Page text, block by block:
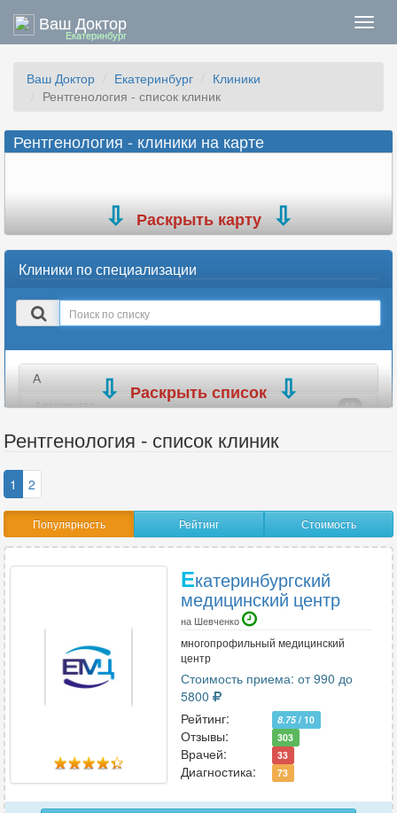
Ваш Доктор
Екатеринбург
Ваш Доктор Екатеринбург
Клиники
Рентгенология - список клиник
Рентгенология - клиники на карте
Раскрыть карту
Клиники по специализации
Поиск
в
А
Акушерство 41
Аллергология
Ангиохирургия
Андрология
Анестезиология 15
Анестезиология-реаниматология 15
Венерология 22
Гастроэнтерология 64
Раскрыть список
Рентгенология - список клиник
1 2
Популярность Рейтинг Стоимость
Екатеринбургский
медицинский центр
на Шевченко
многопрофильный медицинский
центр
Стоимость приема: от 990 до
5800
Рейтинг:
8.75/ 10
Отзывы: 303
Врачей: 33
Диагностика: 73